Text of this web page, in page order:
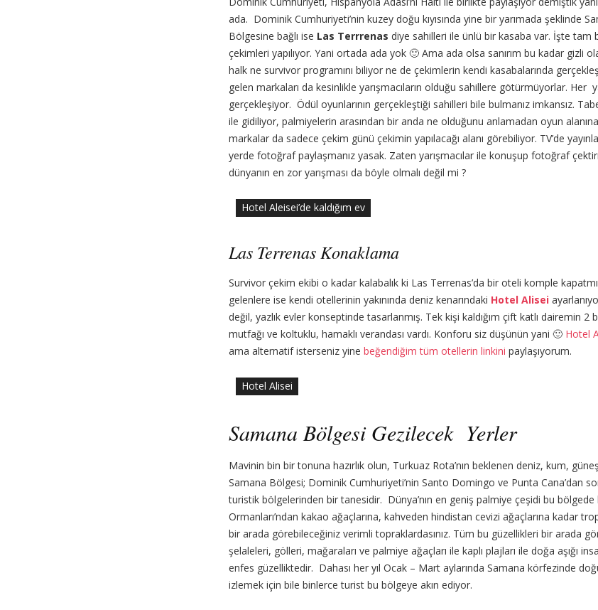
ada. Dominik Cumhuriyeti’nin kuzey doğu kıyısında yine bir yarımada şeklinde
Bölgesine bağlı ise Las Terrrenas diye sahilleri ile ünlü bir kasaba var. İşte tam
çekimleri yapılıyor. Yani ortada ada yok 🙂 Ama ada olsa sanırım bu kadar gizli
halk ne survivor programını biliyor ne de çekimlerin kendi kasabalarında
gelen markaları da kesinlikle yarışmacıların olduğu sahillere götürmüyorlar. Her
gerçekleşiyor. Ödül oyunlarının gerçekleştiği sahilleri bile bulmanız imkansız.
ile gidiliyor, palmiyelerin arasından bir anda ne olduğunu anlamadan oyun
markalar da sadece çekim günü çekimin yapılacağı alanı görebiliyor. TV’de
yerde fotoğraf paylaşmanız yasak. Zaten yarışmacılar ile konuşup fotoğraf
dünyanın en zor yarışması da böyle olmalı değil mi ?
Hotel Aleisei’de kaldığım ev
Las Terrenas Konaklama
Survivor çekim ekibi o kadar kalabalık ki Las Terrenas’da bir oteli komple
gelenlere ise kendi otellerinin yakınında deniz kenarındaki Hotel Alisei
değil, yazlık evler konseptinde tasarlanmış. Tek kişi kaldığım çift katlı dairemin 2
mutfağı ve koltuklu, hamaklı verandası vardı. Konforu siz düşünün yani 🙂 Hotel
ama alternatif isterseniz yine beğendiğim tüm otellerin linkini paylaşıyorum.
Hotel Alisei
Samana Bölgesi Gezilecek Yerler
Mavinin bin bir tonuna hazırlık olun, Turkuaz Rota’nın beklenen deniz, kum,
Samana Bölgesi; Dominik Cumhuriyeti’nin Santo Domingo ve Punta Cana’dan
turistik bölgelerinden bir tanesidir. Dünya’nın en geniş palmiye çeşidi bu
Ormanları’ndan kakao ağaçlarına, kahveden hindistan cevizi ağaçlarına kadar
bir arada görebileceğiniz verimli topraklardasınız. Tüm bu güzellikleri bir arada
şelaleleri, gölleri, mağaraları ve palmiye ağaçları ile kaplı plajları ile doğa aşığı
enfes güzelliktedir. Dahası her yıl Ocak – Mart aylarında Samana körfezinde
izlemek için bile binlerce turist bu bölgeye akın ediyor.